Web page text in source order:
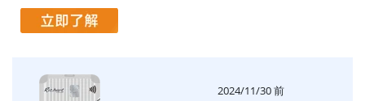
2024/11/30 前